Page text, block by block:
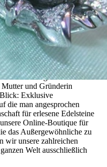
eine Frage des
sein wie die Frau,
werden Sie daher bei
mit langen
„nur ein Accessoire“ - das
auch der Gedanke,
Juweliergeschäft nahe
Mutter und Gründerin
Exklusive
die man angesprochen
für erlesene Edelsteine
Online-Boutique für
das Außergewöhnliche zu
wir unsere zahlreichen
Welt ausschließlich